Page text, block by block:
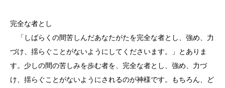
完全な者とし
「しばらくの間苦しんだあなたがたを完全な者とし、強め、力
づけ、揺らぐことがないようにしてくださいます。」とありま
す。少しの間の苦しみを歩む者を、完全な者とし、強め、力づ
け、揺らぐことがないようにされるのが神様です。もちろん、ど